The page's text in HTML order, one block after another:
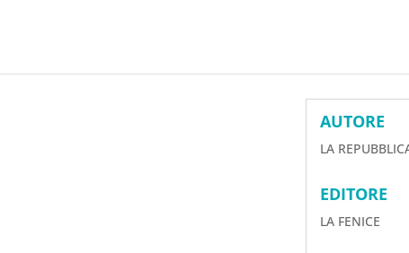
AUTORE
LA
EDITORE
LA FENICE